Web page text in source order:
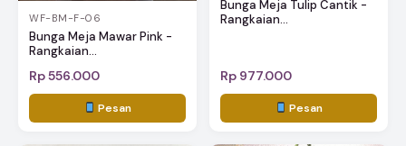
WF-BM-F-06
Bunga Meja Mawar Pink -
Rangkaian...
Rp 556.000
Pesan
Bunga Meja Tulip Cantik -
Rangkaian...
Rp 977.000
Pesan